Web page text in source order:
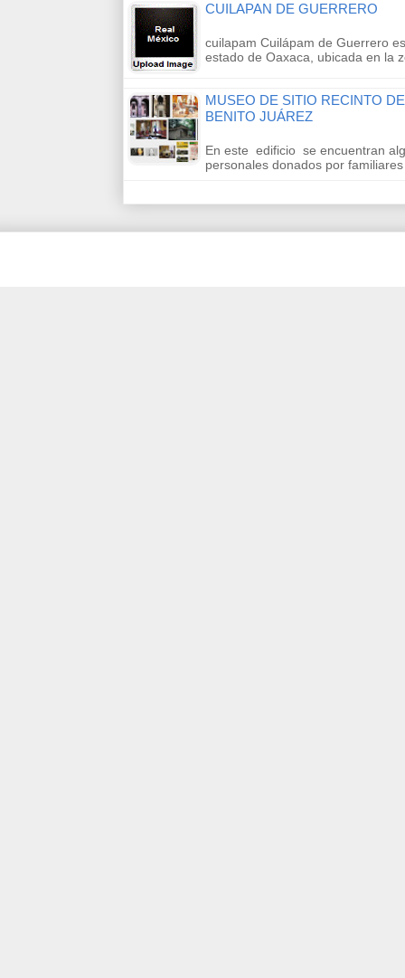
CUILAPAN DE GUERRERO
cuilapam Cuilápam de Guerrero
estado de Oaxaca, ubicada en la
MUSEO DE SITIO RECINTO
BENITO JUÁREZ
En este edificio se encuentran
personales donados por